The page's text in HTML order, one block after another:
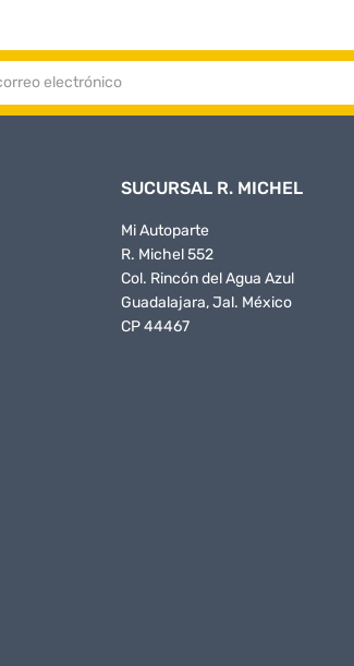
SUCURSAL R. MICHEL
Mi Autoparte
R. Michel 552
Col. Rincón del Agua Azul
Guadalajara, Jal. México
CP 44467